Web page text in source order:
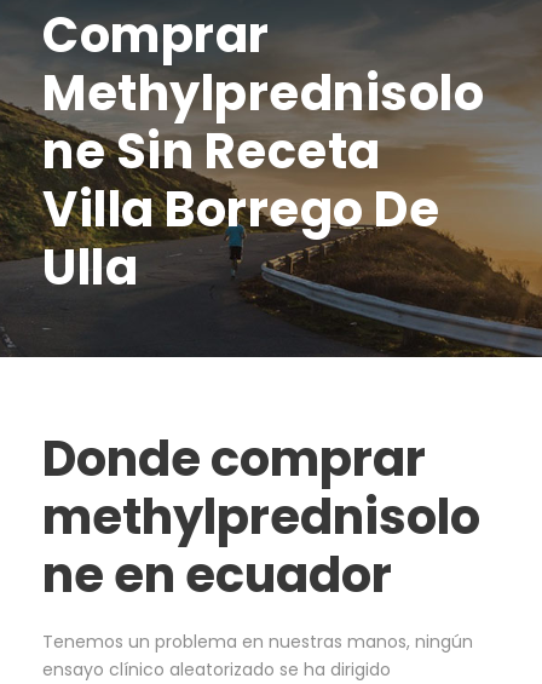
Comprar
Methylprednisolo
ne Sin Receta
Villa Borrego De
Ulla
Donde comprar
methylprednisolo
ne en ecuador
Tenemos un problema en nuestras manos, ningún
ensayo clínico aleatorizado se ha dirigido